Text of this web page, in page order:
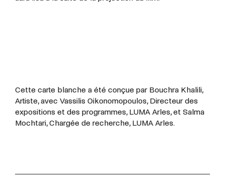
Cette carte blanche a été conçue par Bouchra Khalili,
Artiste, avec Vassilis Oikonomopoulos, Directeur des
expositions et des programmes, LUMA Arles, et Salma
Mochtari, Chargée de recherche, LUMA Arles.